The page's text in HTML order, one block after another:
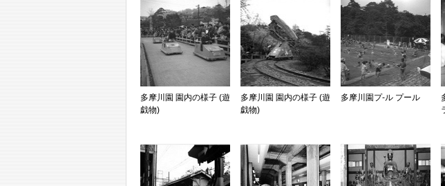
多摩川園 園内の様子 (遊
戯物)
多摩川園 園内の様子 (遊
戯物)
多摩川園プ-ル プール